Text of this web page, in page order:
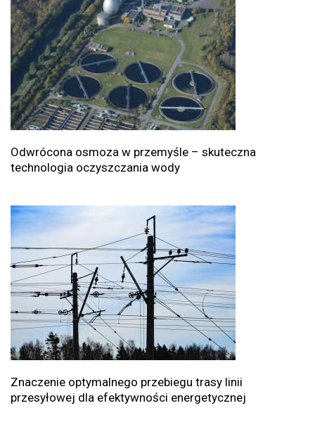
Odwrócona osmoza w przemyśle – skuteczna
technologia oczyszczania wody
Znaczenie optymalnego przebiegu trasy linii
przesyłowej dla efektywności energetycznej